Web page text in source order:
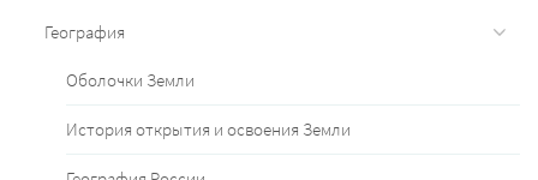
География
Оболочки Земли
История открытия и освоения Земли